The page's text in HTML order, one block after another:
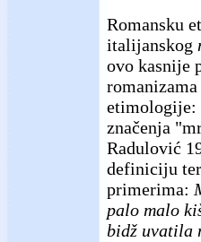
Romansku
italijanskog
ovo kasnije
etimologije:
značenja
Radulović
definiciju
primerima:
palo malo
bidž uvatila